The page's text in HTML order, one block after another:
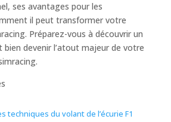
ses avantages pour les
il peut transformer votre
Préparez-vous à découvrir un
devenir l’atout majeur de votre
techniques du volant de l’écurie F1